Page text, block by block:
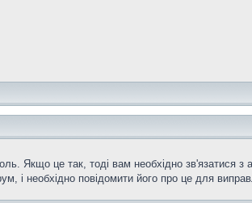
Якщо це так, тоді вам необхідно зв'язатися з
і необхідно повідомити його про це для